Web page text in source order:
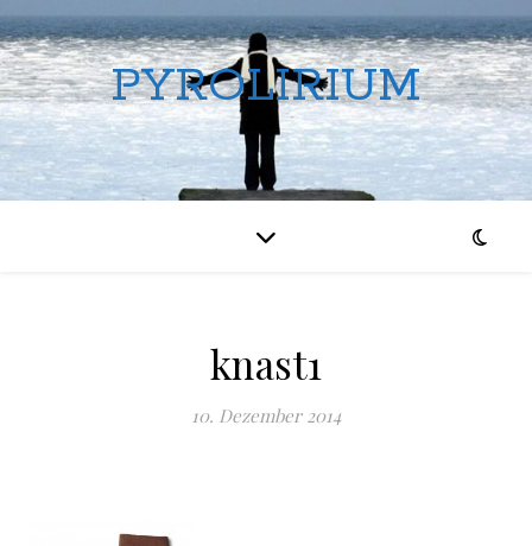
PYROLIRIUM
knast1
10. Dezember 2014